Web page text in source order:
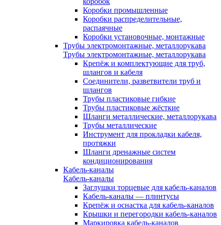
Коробки промышленные
Коробки распределительные,
распаячные
Коробки установочные, монтажные
Трубы электромонтажные, металлорукава
Трубы электромонтажные, металлорукава
Крепёж и комплектующие для труб,
шлангов и кабеля
Соединители, разветвители труб и
шлангов
Трубы пластиковые гибкие
Трубы пластиковые жёсткие
Шланги металлические, металлорукава
Трубы металлические
Инструмент для прокладки кабеля,
протяжки
Шланги дренажные систем
кондиционирования
Кабель-каналы
Кабель-каналы
Заглушки торцевые для кабель-каналов
Кабель-каналы — плинтусы
Крепёж и оснастка для кабель-каналов
Крышки и перегородки кабель-каналов
Маркировка кабель-каналов